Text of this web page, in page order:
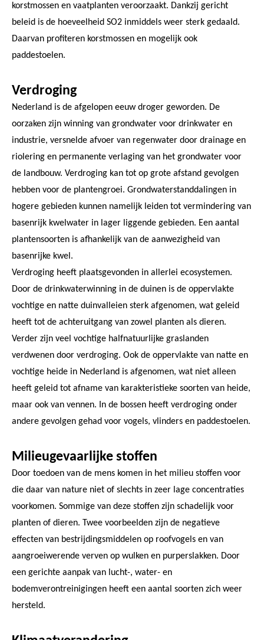
korstmossen en vaatplanten veroorzaakt. Dankzij gericht
beleid is de hoeveelheid SO2 inmiddels weer sterk gedaald.
Daarvan profiteren korstmossen en mogelijk ook
paddestoelen.
Verdroging
Nederland is de afgelopen eeuw droger geworden. De
oorzaken zijn winning van grondwater voor drinkwater en
industrie, versnelde afvoer van regenwater door drainage en
riolering en permanente verlaging van het grondwater voor
de landbouw. Verdroging kan tot op grote afstand gevolgen
hebben voor de plantengroei. Grondwaterstanddalingen in
hogere gebieden kunnen namelijk leiden tot vermindering van
basenrijk kwelwater in lager liggende gebieden. Een aantal
plantensoorten is afhankelijk van de aanwezigheid van
basenrijke kwel.
Verdroging heeft plaatsgevonden in allerlei ecosystemen.
Door de drinkwaterwinning in de duinen is de oppervlakte
vochtige en natte duinvalleien sterk afgenomen, wat geleid
heeft tot de achteruitgang van zowel planten als dieren.
Verder zijn veel vochtige halfnatuurlijke graslanden
verdwenen door verdroging. Ook de oppervlakte van natte en
vochtige heide in Nederland is afgenomen, wat niet alleen
heeft geleid tot afname van karakteristieke soorten van heide,
maar ook van vennen. In de bossen heeft verdroging onder
andere gevolgen gehad voor vogels, vlinders en paddestoelen.
Milieugevaarlijke stoffen
Door toedoen van de mens komen in het milieu stoffen voor
die daar van nature niet of slechts in zeer lage concentraties
voorkomen. Sommige van deze stoffen zijn schadelijk voor
planten of dieren. Twee voorbeelden zijn de negatieve
effecten van bestrijdingsmiddelen op roofvogels en van
aangroeiwerende verven op wulken en purperslakken. Door
een gerichte aanpak van lucht-, water- en
bodemverontreinigingen heeft een aantal soorten zich weer
hersteld.